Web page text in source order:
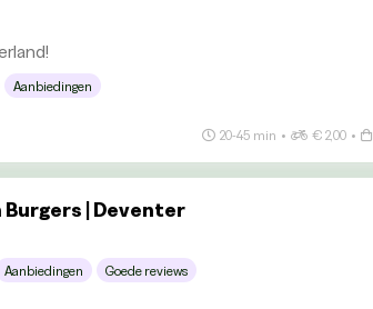
Aanbiedingen
20-45 min • € 2,00 •
Burgers | Deventer
Aanbiedingen Goede reviews